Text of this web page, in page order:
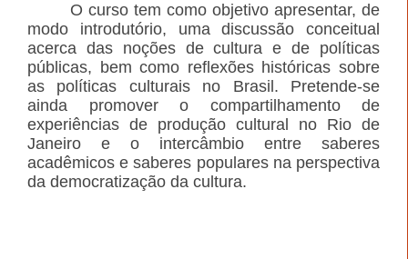
O curso tem como objetivo apresentar, de
modo introdutório, uma discussão conceitual
acerca das noções de cultura e de políticas
públicas, bem como reflexões históricas sobre
as políticas culturais no Brasil. Pretende-se
ainda promover o compartilhamento de
experiências de produção cultural no Rio de
Janeiro e o intercâmbio entre saberes
acadêmicos e saberes populares na perspectiva
da democratização da cultura.